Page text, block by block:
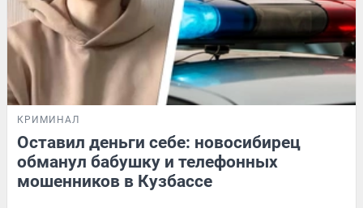
КРИМИНАЛ
Оставил деньги себе: новосибирец
обманул бабушку и телефонных
мошенников в Кузбассе